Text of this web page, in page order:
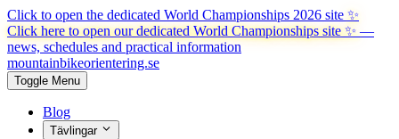
Click to open the dedicated World Championships 2026 site ✨
Click here to open our dedicated World Championships site ✨ —
news, schedules and practical information
mountainbikeorientering.se
Toggle Menu
Blog
Tävlingar